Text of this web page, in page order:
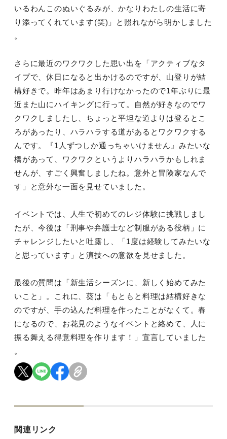
いるわんこのぬいぐるみが、かなりわたしの生活に寄
り添ってくれています(笑)」と照れながら明かしました
。
さらに最近のワクワクした思い出を「アクティブなタ
イプで、休日になると出かけるのですが、山登りが結
構好きで。昨年はあまり行けなかったので1年ぶりに最
近また山にハイキングに行って。自然が好きなのでワ
クワクしましたし、ちょっと平坦な道よりは登るとこ
ろがあったり、ハラハラする道があるとワクワクする
んです。『1人ずつしか通っちゃいけません』みたいな
橋があって、ワクワクというよりハラハラかもしれま
せんが、すごく興奮しましたね。意外と冒険家なんで
す」と意外な一面を見せていました。
イベントでは、人生で初めてのレジ体験に挑戦しまし
たが、今後は「刑事や弁護士など制服がある役柄」に
チャレンジしたいと吐露し、「1度は経験してみたいな
と思っています」と演技への意欲を見せました。
最後の質問は「新生活シーズンに、新しく始めてみた
いこと」。これに、葵は「もともと料理は結構好きな
のですが、手の込んだ料理を作ったことがなくて。春
になるので、お花見のようなイベントと絡めて、人に
振る舞える得意料理を作ります！」宣言していました
。
関連リンク